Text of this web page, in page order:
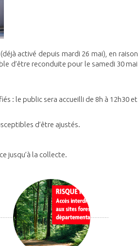
activé depuis mardi 26 mai), en raison
d’être reconduite pour le samedi 30 mai
: le public sera accueilli de 8h à 12h30 et
d’être ajustés.
jusqu’à la collecte.